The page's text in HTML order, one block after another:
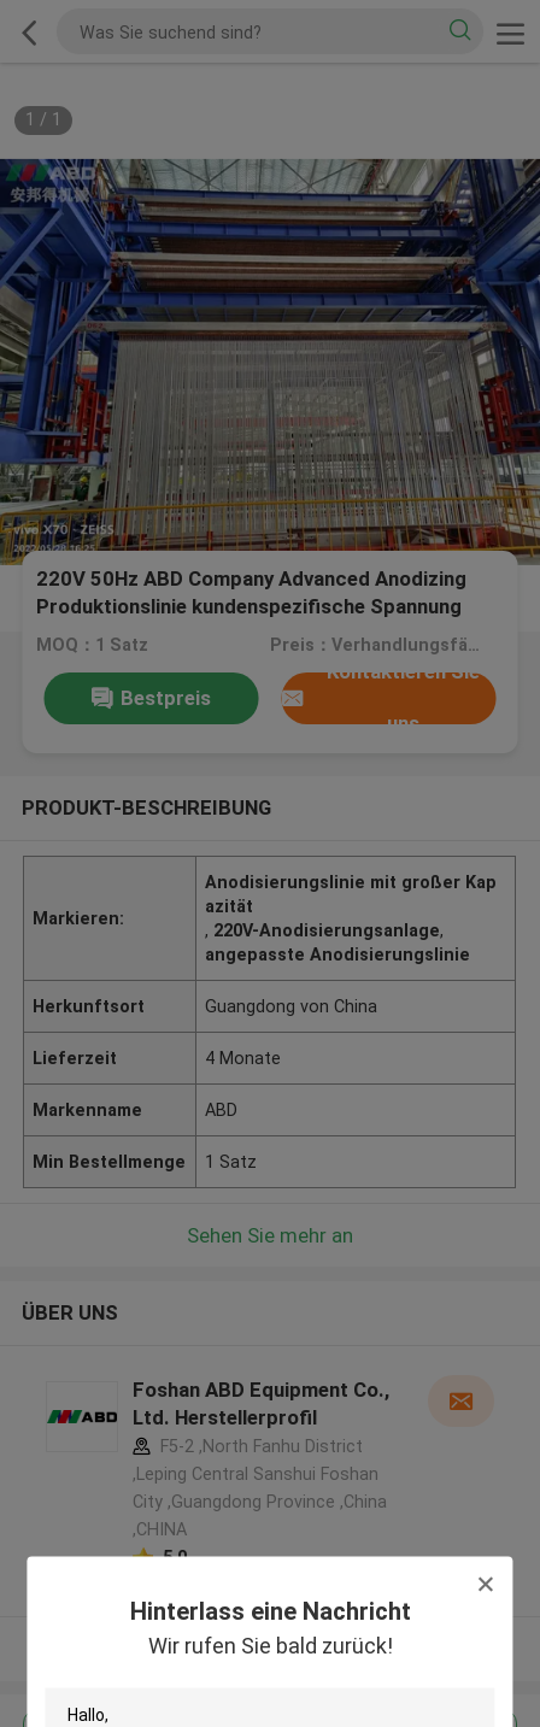
Hinterlass eine Nachricht
Wir rufen Sie bald zurück!
1 / 1
220V 50Hz ABD Company Advanced Anodizing
Produktionslinie kundenspezifische Spannung
Großkapazität
MOQ：1 Satz Preis：Verhandlungsfähig
Bestpreis
Kontaktieren Sie
uns
PRODUKT-BESCHREIBUNG
Markieren:
Anodisierungslinie mit großer Kap
azität
, 220V-Anodisierungsanlage,
angepasste Anodisierungslinie
Herkunftsort Guangdong von China
Lieferzeit 4 Monate
Markenname ABD
Min Bestellmenge 1 Satz
Sehen Sie mehr an
ÜBER UNS
Foshan ABD Equipment Co.,
Ltd. Herstellerprofil
F5-2 ,North Fanhu District
,Leping Central Sanshui Foshan
City ,Guangdong Province ,China
,CHINA
5.0
Sehen Sie mehr an